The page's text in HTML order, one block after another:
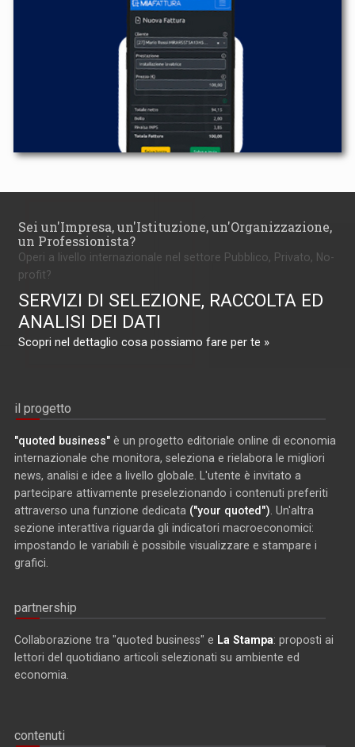
Sei un'Impresa, un'Istituzione, un'Organizzazione,
un Professionista?
Operi a livello internazionale nel settore Pubblico, Privato, No-
profit?
SERVIZI DI SELEZIONE, RACCOLTA ED
ANALISI DEI DATI
Scopri nel dettaglio cosa possiamo fare per te »
il progetto
"quoted business" è un progetto editoriale online di economia
internazionale che monitora, seleziona e rielabora le migliori
news, analisi e idee a livello globale. L'utente è invitato a
partecipare attivamente preselezionando i contenuti preferiti
attraverso una funzione dedicata ("your quoted") . Un'altra
sezione interattiva riguarda gli indicatori macroeconomici:
impostando le variabili è possibile visualizzare e stampare i
grafici.
partnership
Collaborazione tra "quoted business" e La Stampa: proposti ai
lettori del quotidiano articoli selezionati su ambiente ed
economia.
contenuti